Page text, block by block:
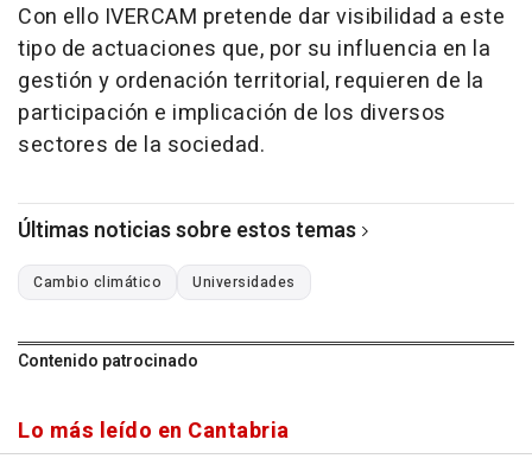
Con ello IVERCAM pretende dar visibilidad a este
tipo de actuaciones que, por su influencia en la
gestión y ordenación territorial, requieren de la
participación e implicación de los diversos
sectores de la sociedad.
Últimas noticias sobre estos temas
Cambio climático Universidades
Contenido patrocinado
Lo más leído en Cantabria